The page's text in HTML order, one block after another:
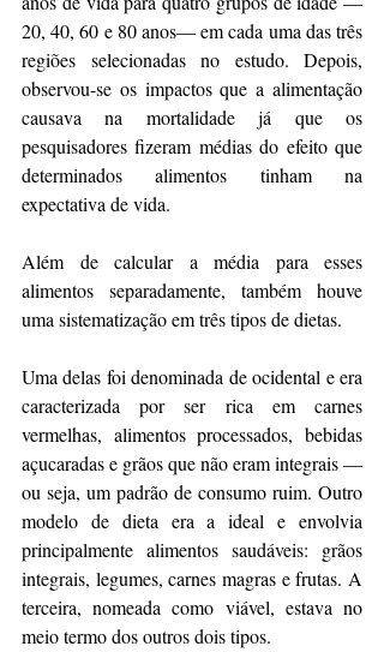
20, 40, 60 e 80 anos— em cada uma das três
regiões selecionadas no estudo. Depois,
observou-se os impactos que a alimentação
causava na mortalidade já que os
pesquisadores fizeram médias do efeito que
determinados alimentos tinham na
expectativa de vida.
Além de calcular a média para esses
alimentos separadamente, também houve
uma sistematização em três tipos de dietas.
Uma delas foi denominada de ocidental e era
caracterizada por ser rica em carnes
vermelhas, alimentos processados, bebidas
açucaradas e grãos que não eram integrais —
ou seja, um padrão de consumo ruim. Outro
modelo de dieta era a ideal e envolvia
principalmente alimentos saudáveis: grãos
integrais, legumes, carnes magras e frutas. A
terceira, nomeada como viável, estava no
meio termo dos outros dois tipos.